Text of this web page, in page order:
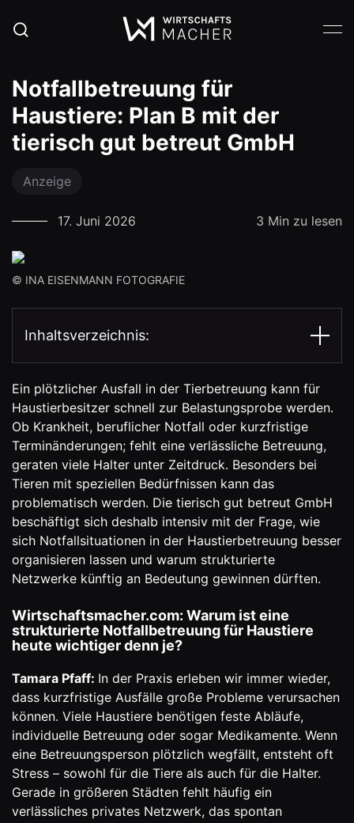
Notfallbetreuung für
Haustiere: Plan B mit der
tierisch gut betreut GmbH
Anzeige
3 Min zu lesen
17. Juni 2026
© INA EISENMANN FOTOGRAFIE
Inhaltsverzeichnis:
Ein plötzlicher Ausfall in der Tierbetreuung kann für
Haustierbesitzer schnell zur Belastungsprobe werden.
Ob Krankheit, beruflicher Notfall oder kurzfristige
Terminänderungen; fehlt eine verlässliche Betreuung,
geraten viele Halter unter Zeitdruck. Besonders bei
Tieren mit speziellen Bedürfnissen kann das
problematisch werden. Die tierisch gut betreut GmbH
beschäftigt sich deshalb intensiv mit der Frage, wie
sich Notfallsituationen in der Haustierbetreuung besser
organisieren lassen und warum strukturierte
Netzwerke künftig an Bedeutung gewinnen dürften.
Wirtschaftsmacher.com: Warum ist eine
strukturierte Notfallbetreuung für Haustiere
heute wichtiger denn je?
Tamara Pfaff: In der Praxis erleben wir immer wieder,
dass kurzfristige Ausfälle große Probleme verursachen
können. Viele Haustiere benötigen feste Abläufe,
individuelle Betreuung oder sogar Medikamente. Wenn
eine Betreuungsperson plötzlich wegfällt, entsteht oft
Stress – sowohl für die Tiere als auch für die Halter.
Gerade in größeren Städten fehlt häufig ein
verlässliches privates Netzwerk, das spontan